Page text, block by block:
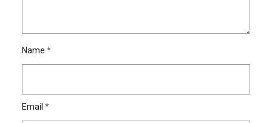
Name *
Email *